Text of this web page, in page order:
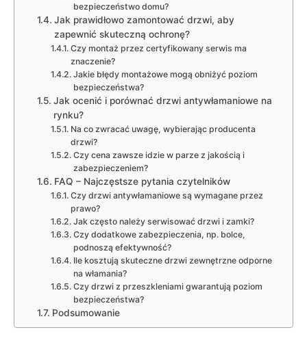
bezpieczeństwo domu?
Jak prawidłowo zamontować drzwi, aby
zapewnić skuteczną ochronę?
Czy montaż przez certyfikowany serwis ma
znaczenie?
Jakie błędy montażowe mogą obniżyć poziom
bezpieczeństwa?
Jak ocenić i porównać drzwi antywłamaniowe na
rynku?
Na co zwracać uwagę, wybierając producenta
drzwi?
Czy cena zawsze idzie w parze z jakością i
zabezpieczeniem?
FAQ – Najczęstsze pytania czytelników
Czy drzwi antywłamaniowe są wymagane przez
prawo?
Jak często należy serwisować drzwi i zamki?
Czy dodatkowe zabezpieczenia, np. bolce,
podnoszą efektywność?
Ile kosztują skuteczne drzwi zewnętrzne odporne
na włamania?
Czy drzwi z przeszkleniami gwarantują poziom
bezpieczeństwa?
Podsumowanie